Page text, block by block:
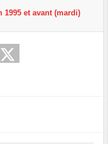
1995 et avant (mardi)